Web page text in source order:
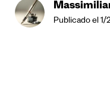
Publicado el